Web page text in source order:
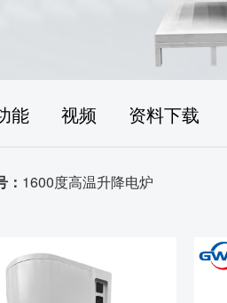
烘干箱客户评价
能 视频 资料下载
： 1600度高温升降电炉